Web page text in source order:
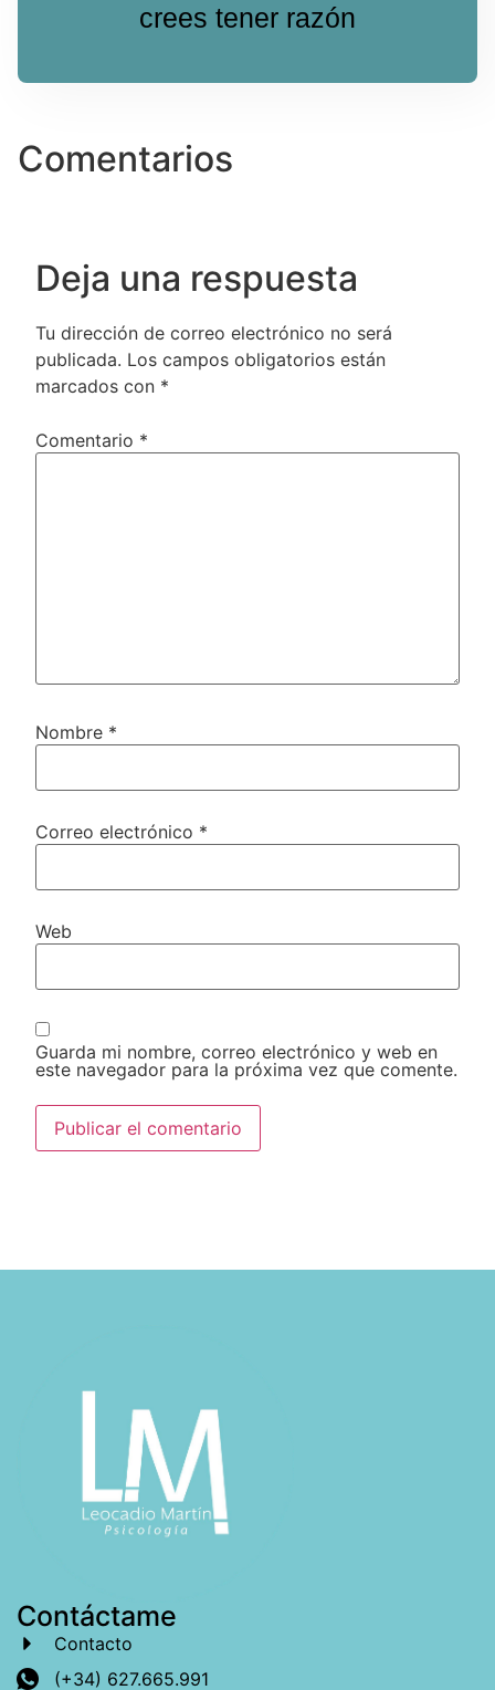
crees tener razón
Comentarios
Deja una respuesta
Tu dirección de correo electrónico no será
publicada. Los campos obligatorios están
marcados con *
Comentario *
Nombre *
Correo electrónico *
Web
Guarda mi nombre, correo electrónico y web en
este navegador para la próxima vez que comente.
Contáctame
Contacto
(+34) 627.665.991